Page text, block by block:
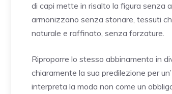
di capi mette in risalto la figura senza
armonizzano senza stonare, tessuti
naturale e raffinato, senza forzature.
Riproporre lo stesso abbinamento in
chiaramente la sua predilezione per un’
interpreta la moda non come un